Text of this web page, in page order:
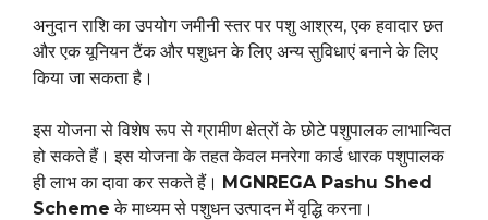
अनुदान राशि का उपयोग जमीनी स्तर पर पशु आश्रय, एक हवादार छत
और एक यूनियन टैंक और पशुधन के लिए अन्य सुविधाएं बनाने के लिए
किया जा सकता है।
इस योजना से विशेष रूप से ग्रामीण क्षेत्रों के छोटे पशुपालक लाभान्वित
हो सकते हैं। इस योजना के तहत केवल मनरेगा कार्ड धारक पशुपालक
ही लाभ का दावा कर सकते हैं। MGNREGA Pashu Shed
Scheme के माध्यम से पशुधन उत्पादन में वृद्धि करना।